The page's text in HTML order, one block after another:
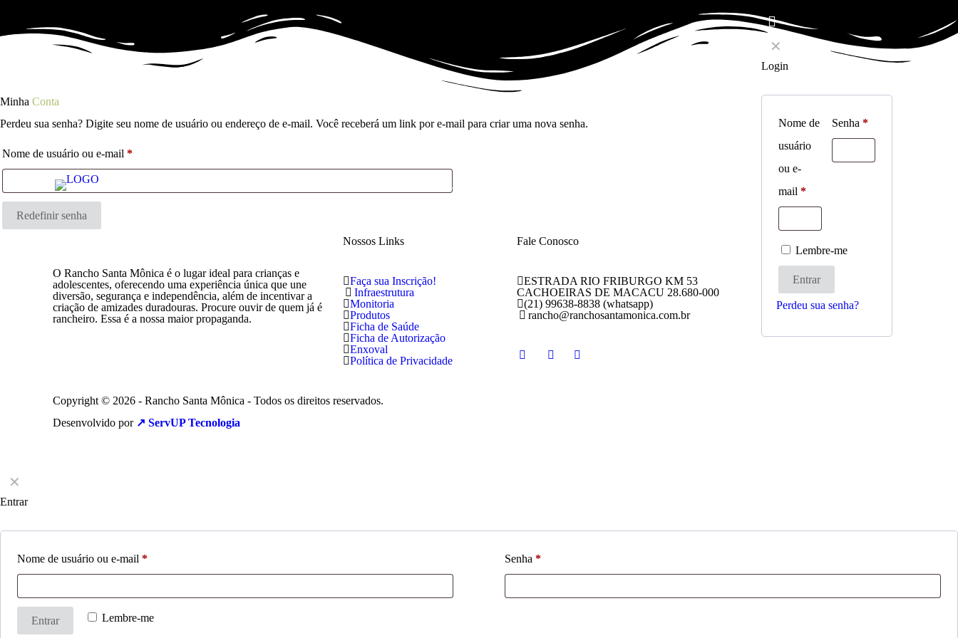
GALERIA
✕
Login
Nome de
usuário
ou e-
mail *
Senha*
Lembre-me
Entrar
Perdeu sua senha?
Minha Conta
Perdeu sua senha? Digite seu nome de usuário ou endereço de e-mail. Você receberá um link por e-mail para criar uma nova senha.
Nome de usuário ou e-mail *
Redefinir senha
O Rancho Santa Mônica é o lugar ideal para crianças e
adolescentes, oferecendo uma experiência única que une
diversão, segurança e independência, além de incentivar a
criação de amizades duradouras. Procure ouvir de quem já é
rancheiro. Essa é a nossa maior propaganda.
Nossos Links
Faça sua Inscrição!
Infraestrutura
Monitoria
Produtos
Ficha de Saúde
Ficha de Autorização
Enxoval
Política de Privacidade
Fale Conosco
ESTRADA RIO FRIBURGO KM 53
CACHOEIRAS DE MACACU 28.680-000
(21) 99638-8838 (whatsapp)
rancho@ranchosantamonica.com.br
Copyright © 2026 - Rancho Santa Mônica - Todos os direitos reservados.
Desenvolvido por ↗️ ServUP Tecnologia
✕
Entrar
Nome de usuário ou e-mail * Senha*
Lembre-me
Entrar